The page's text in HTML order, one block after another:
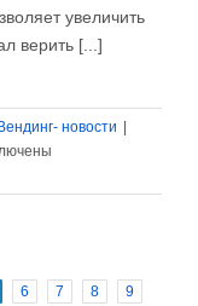
увеличить
верить [...]
новости |
6 7 8 9